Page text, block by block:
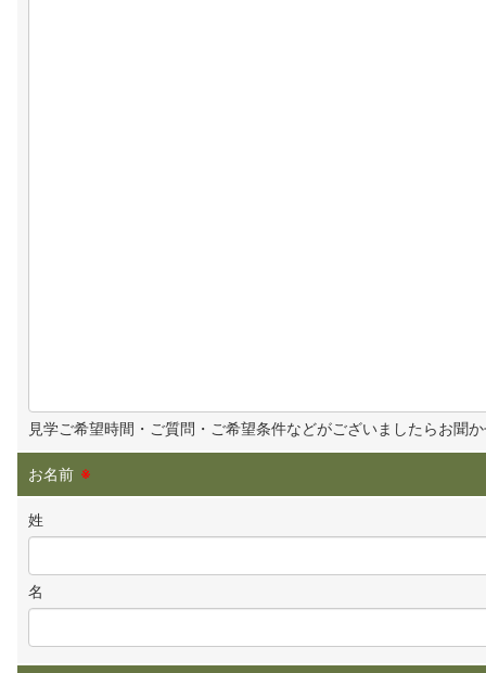
見学ご希望時間・ご質問・ご希望条件などがございましたらお聞
お名前 ※
姓
名